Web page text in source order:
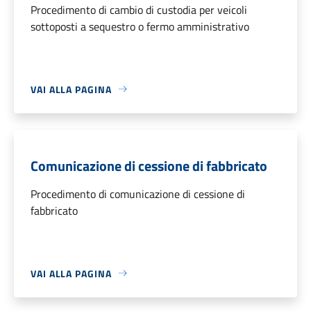
Procedimento di cambio di custodia per veicoli
sottoposti a sequestro o fermo amministrativo
VAI ALLA PAGINA
Comunicazione di cessione di fabbricato
Procedimento di comunicazione di cessione di
fabbricato
VAI ALLA PAGINA